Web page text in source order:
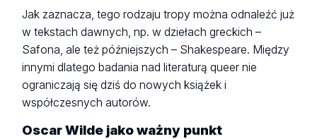
Jak zaznacza, tego rodzaju tropy można odnaleźć już
w tekstach dawnych, np. w dziełach greckich –
Safona, ale też późniejszych – Shakespeare. Między
innymi dlategobadania nad literaturą queer nie
ograniczają się dziś do nowych książek i
współczesnych autorów.
Oscar Wilde jako ważny punkt